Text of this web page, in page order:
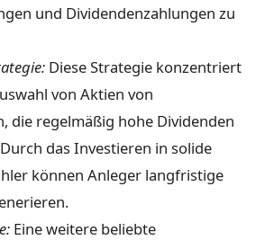
und Dividendenzahlungen zu
Diese Strategie konzentriert
von Aktien von
die regelmäßig hohe Dividenden
das Investieren in solide
können Anleger langfristige
Eine weitere beliebte